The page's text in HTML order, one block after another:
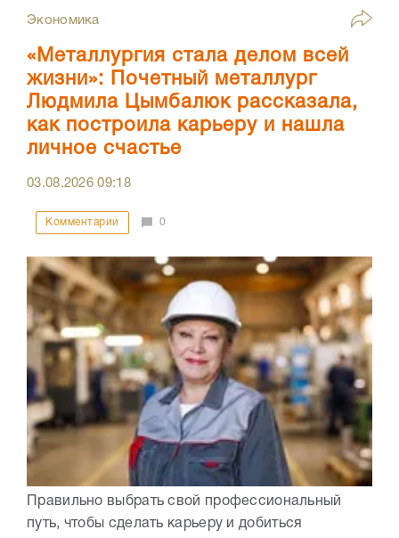
Экономика
«Металлургия стала делом всей
жизни»: Почетный металлург
Людмила Цымбалюк рассказала,
как построила карьеру и нашла
личное счастье
03.08.202609:18
Комментарии 0
Правильно выбрать свой профессиональный
путь, чтобы сделать карьеру и добиться